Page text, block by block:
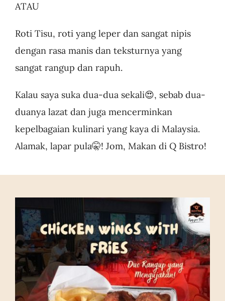
ATAU
Roti Tisu, roti yang leper dan sangat nipis
dengan rasa manis dan teksturnya yang
sangat rangup dan rapuh.
Kalau saya suka dua-dua sekali😍, sebab dua-
duanya lazat dan juga mencerminkan
kepelbagaian kulinari yang kaya di Malaysia.
Alamak, lapar pula🤫! Jom, Makan di Q Bistro!